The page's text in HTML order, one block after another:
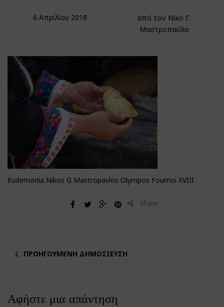
6 Απριλίου 2018
από τον Νίκο Γ.
Μαστροπαύλο
Eudemonia Nikos G Mastropavlos Olympos Fournoi XVIII
Share
ΠΡΟΗΓΟΎΜΕΝΗ ΔΗΜΟΣΊΕΥΣΗ
Αφήστε μια απάντηση